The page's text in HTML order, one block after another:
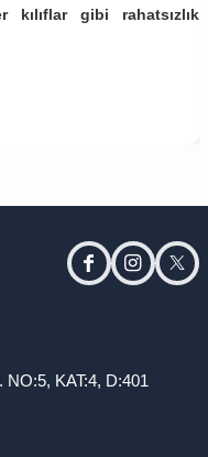
kılıflar gibi rahatsızlık
facebookinstagram
KAT:4, D:401